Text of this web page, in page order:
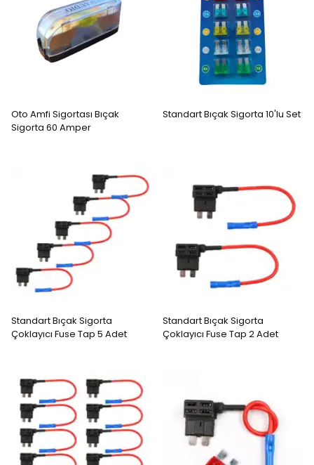
Oto Amfi Sigortası Bıçak
Sigorta 60 Amper
Standart Bıçak Sigorta 10'lu Set
Standart Bıçak Sigorta
Çoklayıcı Fuse Tap 5 Adet
Standart Bıçak Sigorta
Çoklayıcı Fuse Tap 2 Adet